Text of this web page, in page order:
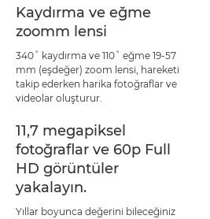
Kaydırma ve eğme
zoomm lensi
340˚ kaydırma ve 110˚ eğme 19-57
mm (eşdeğer) zoom lensi, hareketi
takip ederken harika fotoğraflar ve
videolar oluşturur.
11,7 megapiksel
fotoğraflar ve 60p Full
HD görüntüler
yakalayın.
Yıllar boyunca değerini bileceğiniz